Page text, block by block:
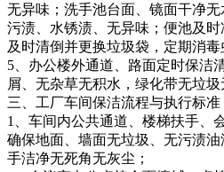
无异味；洗手池台面、镜面干净
污渍、水锈渍、无异味；便池及
及时清倒并更换垃圾袋，定期消毒
5、办公楼外通道、路面定时保洁
屑、无杂草无积水，绿化带无垃圾
三、工厂车间保洁流程与执行标准
1、车间内公共通道、楼梯扶手、
确保地面、墙面无垃圾、无污渍
手洁净无死角无灰尘；